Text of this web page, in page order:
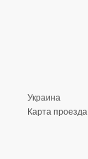
Украина
Карта проезда